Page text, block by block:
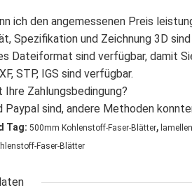
ich den angemessenen Preis
Spezifikation und Zeichnung 3D
Dateiformat sind verfügbar, damit
STP, IGS sind verfügbar.
Ihre Zahlungsbedingung?
Paypal sind, andere Methoden
Tag: 500mm Kohlenstoff-Faser-Blätter,
Faser-Blätter